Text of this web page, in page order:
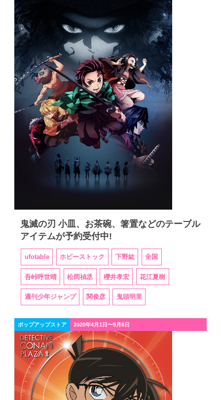
鬼滅の刃 小皿、お茶碗、箸置などのテーブル
アイテムが予約受付中!
ufotable ホビーストック 下野紘 全国
吾峠呼世晴 松岡禎丞 櫻井孝宏 花江夏樹
週刊少年ジャンプ 関俊彦 鬼頭明里
ポップアップストア 2020年4月1日〜9月6日